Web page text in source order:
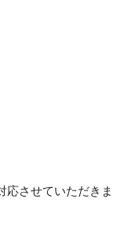
応させていただきま